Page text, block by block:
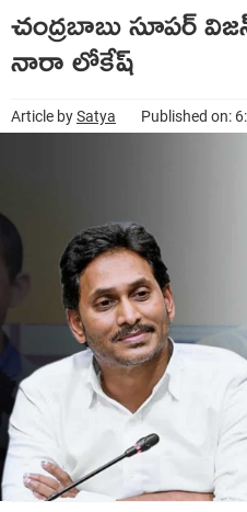
చంద్ర‌బాబు సూప‌ర్‌
నారా లోకేష్‌
Article bySatya Published on: